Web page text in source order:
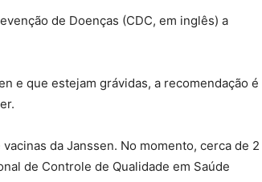
de Doenças (CDC, em inglês) a
e que estejam grávidas, a recomendação é
da Janssen. No momento, cerca de 2
de Controle de Qualidade em Saúde